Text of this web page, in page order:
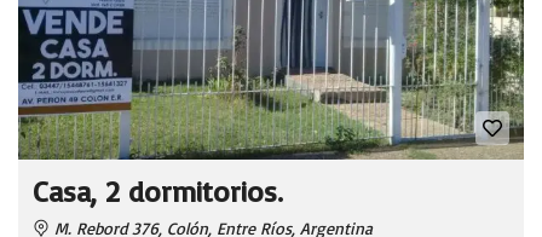
Casa, 2 dormitorios.
M. Rebord 376, Colón, Entre Ríos, Argentina